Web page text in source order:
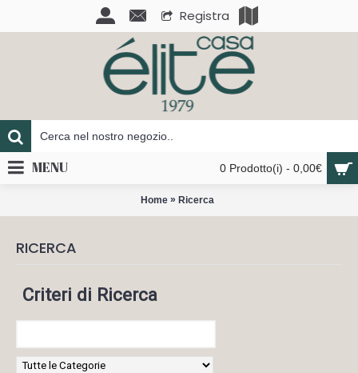
Registra
0 Prodotto(i) - 0,00€
MENU
Home» Ricerca
RICERCA
Criteri di Ricerca